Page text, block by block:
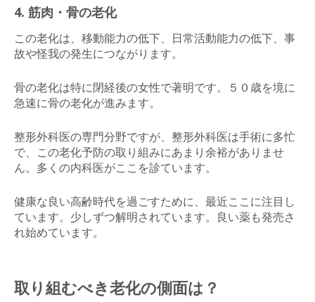
4. 筋肉・骨の老化
この老化は、移動能力の低下、日常活動能力の低下、事
故や怪我の発生につながります。
骨の老化は特に閉経後の女性で著明です。５０歳を境に
急速に骨の老化が進みます。
整形外科医の専門分野ですが、整形外科医は手術に多忙
で、この老化予防の取り組みにあまり余裕がありませ
ん。多くの内科医がここを診ています。
健康な良い高齢時代を過ごすために、最近ここに注目し
ています。少しずつ解明されています。良い薬も発売さ
れ始めています。
取り組むべき老化の側面は？